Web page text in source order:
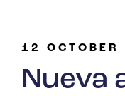
12 OCTOBER
Nueva